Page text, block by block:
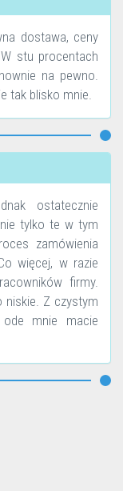
dostawa, ceny
stu procentach
na pewno.
tak blisko mnie.
ostatecznie
tylko te w tym
zamówienia
więcej, w razie
firmy.
niskie. Z czystym
mnie macie